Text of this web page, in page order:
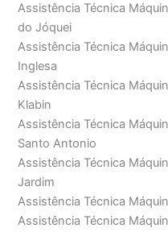
Assistência Técnica
do Jóquei
Assistência Técnica
Inglesa
Assistência Técnica
Klabin
Assistência Técnica
Santo Antonio
Assistência Técnica
Jardim
Assistência Técnica
Assistência Técnica